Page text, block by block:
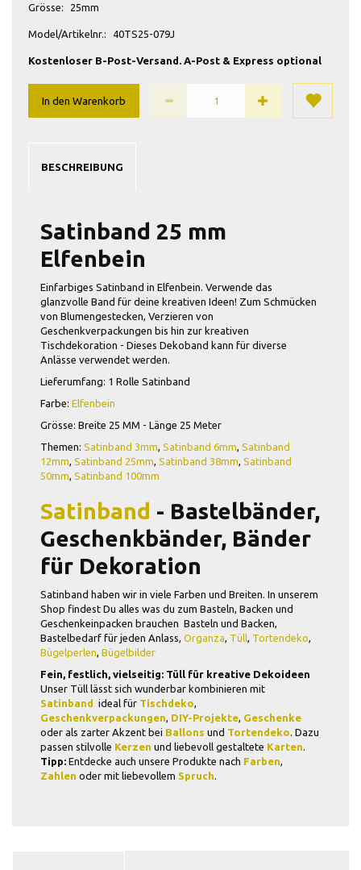
Grösse: 25mm
Model/Artikelnr.: 40TS25-079J
Kostenloser B-Post-Versand. A-Post & Express optional
In den Warenkorb
BESCHREIBUNG
Satinband 25 mm
Elfenbein
Einfarbiges Satinband in Elfenbein. Verwende das
glanzvolle Band für deine kreativen Ideen! Zum Schmücken
von Blumengestecken, Verzieren von
Geschenkverpackungen bis hin zur kreativen
Tischdekoration - Dieses Dekoband kann für diverse
Anlässe verwendet werden.
Lieferumfang: 1 Rolle Satinband
Farbe: Elfenbein
Grösse: Breite 25 MM - Länge 25 Meter
Themen: Satinband 3mm, Satinband 6mm, Satinband
12mm, Satinband 25mm, Satinband 38mm, Satinband
50mm, Satinband 100mm
Satinband - Bastelbänder,
Geschenkbänder, Bänder
für Dekoration
Satinband haben wir in viele Farben und Breiten. In unserem
Shop findest Du alles was du zum Basteln, Backen und
Geschenkeinpacken brauchen Basteln und Backen,
Bastelbedarf für jeden Anlass, Organza, Tüll, Tortendeko,
Bügelperlen, Bügelbilder
Fein, festlich, vielseitig: Tüll für kreative Dekoideen
Unser Tüll lässt sich wunderbar kombinieren mit
Satinband  ideal für Tischdeko,
Geschenkverpackungen, DIY-Projekte, Geschenke
oder als zarter Akzent bei Ballons und Tortendeko. Dazu
passen stilvolle Kerzen und liebevoll gestaltete Karten.
Tipp: Entdecke auch unsere Produkte nach Farben,
Zahlen oder mit liebevollem Spruch.